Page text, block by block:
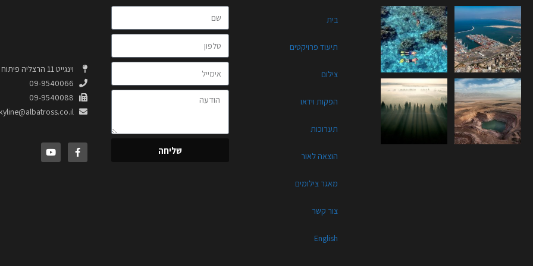
בית
תיעוד פרויקטים
צילום
הפקות וידאו
תערוכות
הוצאה לאור
מאגר צילומים
צור קשר
English
שליחה
וינגייט 11 הרצליה פיתוח 4664320
09-9540066
09-9540088